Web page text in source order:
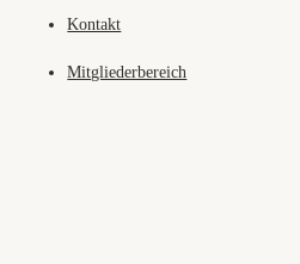
Kontakt
Mitgliederbereich